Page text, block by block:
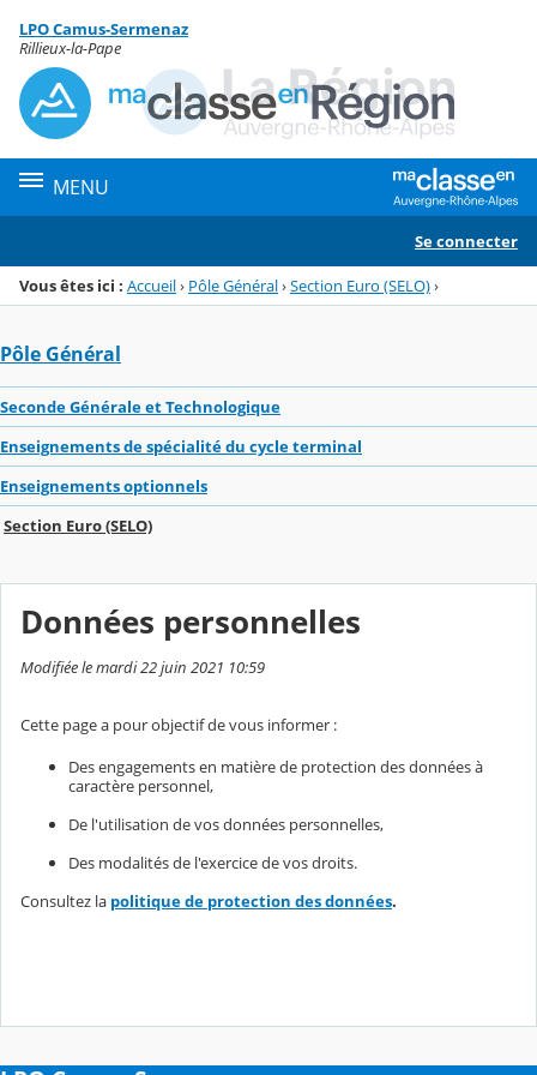
Menu de la rubrique
Contenu
LPO Camus-Sermenaz
Rillieux-la-Pape
MENU
Se connecter
Vous êtes ici : Accueil› Pôle Général›Section Euro (SELO)›
Pôle Général
Seconde Générale et Technologique
Enseignements de spécialité du cycle terminal
Enseignements optionnels
Section Euro (SELO)
Données personnelles
Modifiée le mardi 22 juin 2021 10:59
Cette page a pour objectif de vous informer :
Des engagements en matière de protection des données à
caractère personnel,
De l'utilisation de vos données personnelles,
Des modalités de l'exercice de vos droits.
Consultez la politique de protection des données.